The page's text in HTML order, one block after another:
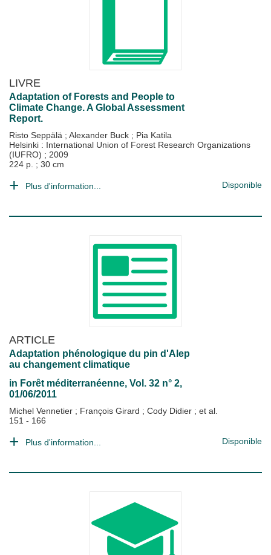
LIVRE
Adaptation of Forests and People to
Climate Change. A Global Assessment
Report.
Risto Seppälä ; Alexander Buck ; Pia Katila
Helsinki : International Union of Forest Research Organizations
(IUFRO) ; 2009
224 p. ; 30 cm
Plus d'information... Disponible
ARTICLE
Adaptation phénologique du pin d'Alep
au changement climatique
in Forêt méditerranéenne, Vol. 32 n° 2,
01/06/2011
Michel Vennetier ; François Girard ; Cody Didier ; et al.
151 - 166
Plus d'information... Disponible